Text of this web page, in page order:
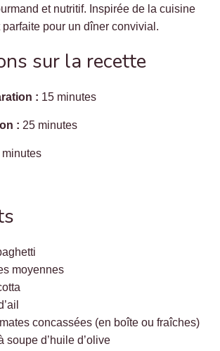
et nutritif. Inspirée de la cuisine
pour un dîner convivial.
sur la recette
: 15 minutes
: 25 minutes
minutes
moyennes
concassées (en boîte ou fraîches)
soupe d’huile d’olive